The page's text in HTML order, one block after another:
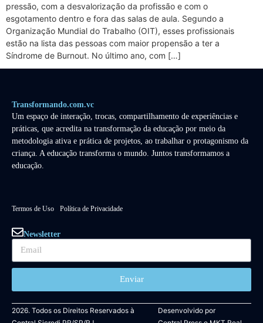
pressão, com a desvalorização da profissão e com o
esgotamento dentro e fora das salas de aula. Segundo a
Organização Mundial do Trabalho (OIT), esses profissionais
estão na lista das pessoas com maior propensão a ter a
Síndrome de Burnout. No último ano, com […]
Transformando.com.vc
Um espaço de interação, trocas, compartilhamento de experiências e
práticas, que acredita na transformação da educação por meio da
metodologia ativa e prática de projetos, ao trabalhar o protagonismo da
criança. A educação transforma o mundo. Juntos transformamos a
educação.
Termos de Uso Política de Privacidade
Newsletter
Enviar
2026. Todos os Direitos Reservados à
Desenvolvido por